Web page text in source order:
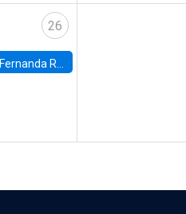
26
Fernanda Rojas Ampuero, University of Wisconsin-Madison